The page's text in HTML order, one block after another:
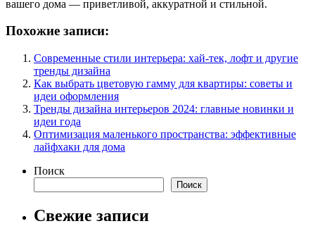
вашего дома — приветливой, аккуратной и стильной.
Похожие записи:
Современные стили интерьера: хай-тек, лофт и другие
тренды дизайна
Как выбрать цветовую гамму для квартиры: советы и
идеи оформления
Тренды дизайна интерьеров 2024: главные новинки и
идеи года
Оптимизация маленького пространства: эффективные
лайфхаки для дома
Поиск
Поиск
Свежие записи